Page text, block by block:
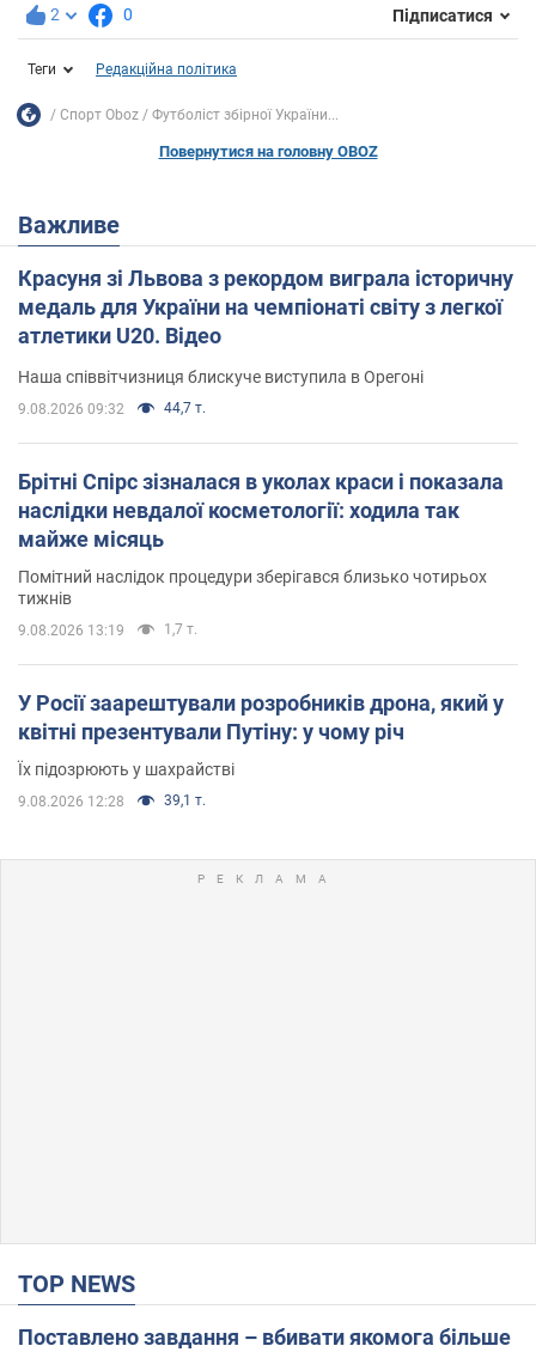
2 0 Підписатися
Теги Редакційна політика
Спорт Oboz Футболіст збірної України...
Повернутися на головну OBOZ
Важливе
Красуня зі Львова з рекордом виграла історичну
медаль для України на чемпіонаті світу з легкої
атлетики U20. Відео
Наша співвітчизниця блискуче виступила в Орегоні
9.08.2026 09:32 44,7 т.
Брітні Спірс зізналася в уколах краси і показала
наслідки невдалої косметології: ходила так
майже місяць
Помітний наслідок процедури зберігався близько чотирьох
тижнів
9.08.2026 13:19 1,7 т.
У Росії заарештували розробників дрона, який у
квітні презентували Путіну: у чому річ
Їх підозрюють у шахрайстві
9.08.2026 12:28 39,1 т.
TOP NEWS
Поставлено завдання – вбивати якомога більше